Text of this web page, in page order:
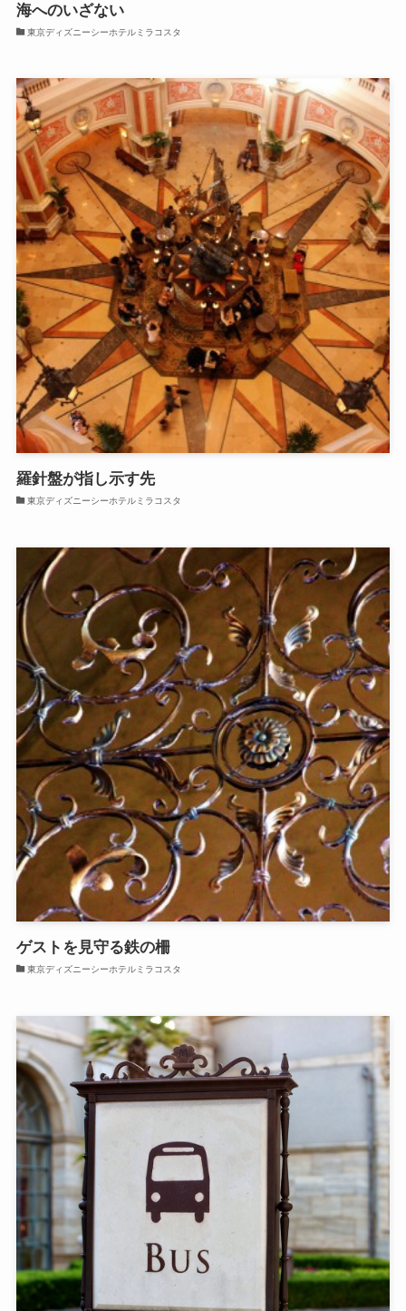
海へのいざない
東京ディズニーシーホテルミラコスタ
羅針盤が指し示す先
東京ディズニーシーホテルミラコスタ
ゲストを見守る鉄の柵
東京ディズニーシーホテルミラコスタ